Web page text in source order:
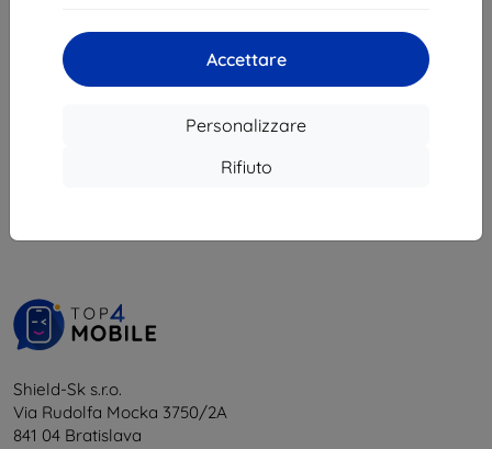
Accettare
Personalizzare
Rifiuto
Shield-Sk s.r.o.
Via Rudolfa Mocka 3750/2A
841 04 Bratislava